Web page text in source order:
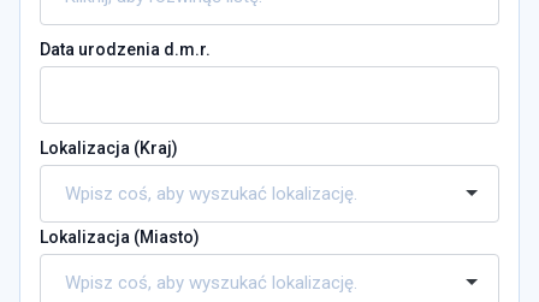
Data urodzenia d.m.r.
Lokalizacja (Kraj)
Lokalizacja (Miasto)